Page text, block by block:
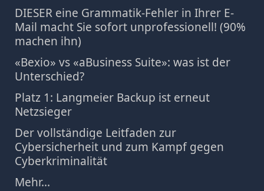
DIESER eine Grammatik-Fehler in Ihrer E-
Mail macht Sie sofort unprofessionell! (90%
machen ihn)
«Bexio» vs «aBusiness Suite»: was ist der
Unterschied?
Platz 1: Langmeier Backup ist erneut
Netzsieger
Der vollständige Leitfaden zur
Cybersicherheit und zum Kampf gegen
Cyberkriminalität
Mehr...